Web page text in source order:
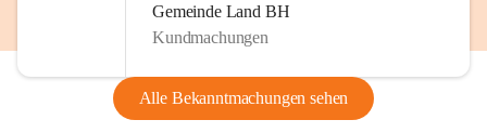
Gemeinde Land BH
Kundmachungen
Alle Bekanntmachungen sehen